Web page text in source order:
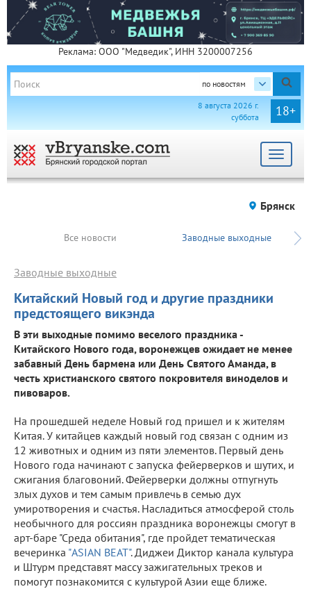
Реклама: ООО "Медведик", ИНН 3200007256
по новостям
18+
8 августа 2026 г.
суббота
Toggle
Брянск
Все новости Заводные выходные
Китайский Новый год и другие праздники
предстоящего викэнда
Заводные выходные
В эти выходные помимо веселого праздника -
Китайского Нового года, воронежцев ожидает не менее
забавный День бармена или День Святого Аманда, в
честь христианского святого покровителя виноделов и
пивоваров.
На прошедшей неделе Новый год пришел и к жителям
Китая. У китайцев каждый новый год связан с одним из
12 животных и одним из пяти элементов. Первый день
Нового года начинают с запуска фейерверков и шутих, и
сжигания благовоний. Фейерверки должны отпугнуть
злых духов и тем самым привлечь в семью дух
умиротворения и счастья. Насладиться атмосферой столь
необычного для россиян праздника воронежцы смогут в
арт-баре "Среда обитания", где пройдет тематическая
вечеринка "ASIAN BEAT". Диджеи Диктор канала культура
и Штурм представят массу зажигательных треков и
помогут познакомится с культурой Азии еще ближе.